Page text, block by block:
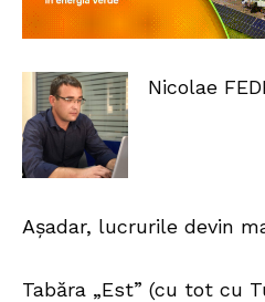
Nicolae
Așadar, lucrurile devin
Tabăra „Est” (cu tot cu